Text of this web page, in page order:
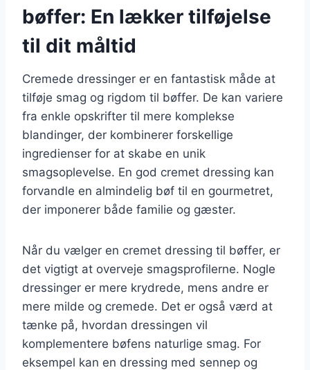
bøffer: En lækker tilføjelse
til dit måltid
Cremede dressinger er en fantastisk måde at
tilføje smag og rigdom til bøffer. De kan variere
fra enkle opskrifter til mere komplekse
blandinger, der kombinerer forskellige
ingredienser for at skabe en unik
smagsoplevelse. En god cremet dressing kan
forvandle en almindelig bøf til en gourmetret,
der imponerer både familie og gæster.
Når du vælger en cremet dressing til bøffer, er
det vigtigt at overveje smagsprofilerne. Nogle
dressinger er mere krydrede, mens andre er
mere milde og cremede. Det er også værd at
tænke på, hvordan dressingen vil
komplementere bøfens naturlige smag. For
eksempel kan en dressing med sennep og